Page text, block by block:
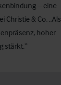
– eine
Christie & Co. „Als
hoher
stärkt.“